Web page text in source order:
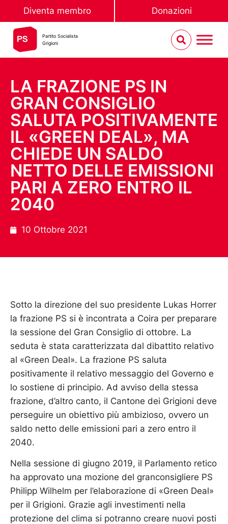
Diventa membro Donazioni
Partito Socialista
Grigioni
LA FRAZIONE PS IN
GRAN CONSIGLIO
SALUTA POSITIVAMENTE
IL «GREEN DEAL», MA
CHIEDE UN SALDO
NETTO DELLE EMISSIONI
PARI A ZERO ENTRO IL
2040
10 Ottobre 2021
Sotto la direzione del suo presidente Lukas Horrer
la frazione PS si è incontrata a Coira per preparare
la sessione del Gran Consiglio di ottobre. La
seduta è stata caratterizzata dal dibattito relativo
al «Green Deal». La frazione PS saluta
positivamente il relativo messaggio del Governo e
lo sostiene di principio. Ad avviso della stessa
frazione, d’altro canto, il Cantone dei Grigioni deve
perseguire un obiettivo più ambizioso, ovvero un
saldo netto delle emissioni pari a zero entro il
2040.
Nella sessione di giugno 2019, il Parlamento retico
ha approvato una mozione del granconsigliere PS
Philipp Wilhelm per l’elaborazione di «Green Deal»
per il Grigioni. Grazie agli investimenti nella
protezione del clima si potranno creare nuovi posti